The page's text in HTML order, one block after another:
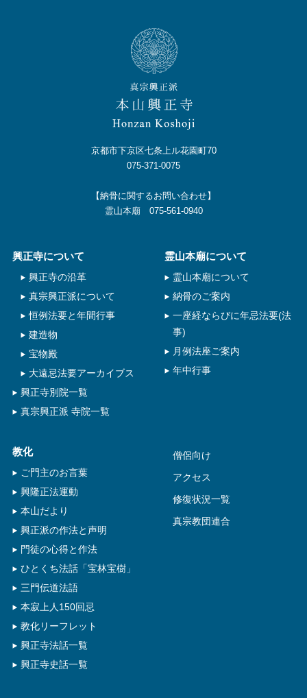
京都市下京区七条上ル花園町70
075-371-0075
【納骨に関するお問い合わせ】
霊山本廟 075-561-0940
興正寺について
興正寺の沿革
真宗興正派について
恒例法要と年間行事
建造物
宝物殿
大遠忌法要アーカイブス
興正寺別院一覧
真宗興正派 寺院一覧
霊山本廟について
霊山本廟について
納骨のご案内
一座経ならびに年忌法要(法
事)
月例法座ご案内
年中行事
教化
ご門主のお言葉
興隆正法運動
本山だより
興正派の作法と声明
門徒の心得と作法
ひとくち法話「宝林宝樹」
三門伝道法語
本寂上人150回忌
教化リーフレット
興正寺法話一覧
興正寺史話一覧
僧侶向け
アクセス
修復状況一覧
真宗教団連合